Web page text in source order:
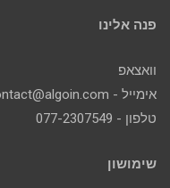
פנה אלינו
וואצאפ
אימייל - contact@algoin.com
טלפון - 077-2307549
שימושון